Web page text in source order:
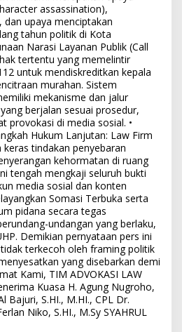
assassination),
upaya menciptakan
tahun politik di Kota
Narasi Layanan Publik (Call
tertentu yang memelintir
untuk mendiskreditkan kepala
murahan. Sistem
mekanisme dan jalur
berjalan sesuai prosedur,
provokasi di media sosial. •
Hukum Lanjutan: Law Firm
tindakan penyebaran
kehormatan di ruang
tengah mengkaji seluruh bukti
media sosial dan konten
Somasi Terbuka serta
pidana secara tegas
undangan yang berlaku,
Demikian pernyataan pers ini
terkecoh oleh framing politik
yang disebarkan demi
Kami, TIM ADVOKASI LAW
Kuasa H. Agung Nugroho,
Bajuri, S.HI., M.HI., CPL Dr.
Niko, S.HI., M.Sy SYAHRUL